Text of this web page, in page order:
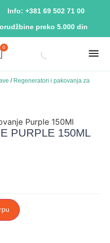
preko 5.000 din
Info: +381 69 502 71 00
0
/ Regeneratori i pakovanja za
PURPLE 150ML